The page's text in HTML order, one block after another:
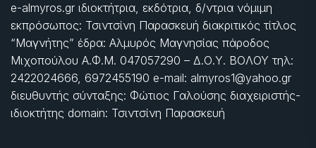
e-almyros.gr ιδιοκτήτρια, εκδότρια, δ/ντρια νόμιμη
εκπρόσωπος: Τσιντσίνη Παρασκευή διακριτικός τίτλος
“Μαγνήτης” έδρα: Αλμυρός Μαγνησίας πάροδος
Μιχοπούλου Α.Φ.Μ. 047057290 – Δ.Ο.Υ. ΒΟΛΟΥ τηλ:
2422024666, 6972455190 e-mail: almyros1@yahoo.gr
διευθυντής σύνταξης: Φώτιος Γαλούσης διαχειριστής-
ιδιοκτήτης domain: Τσιντσίνη Παρασκευή